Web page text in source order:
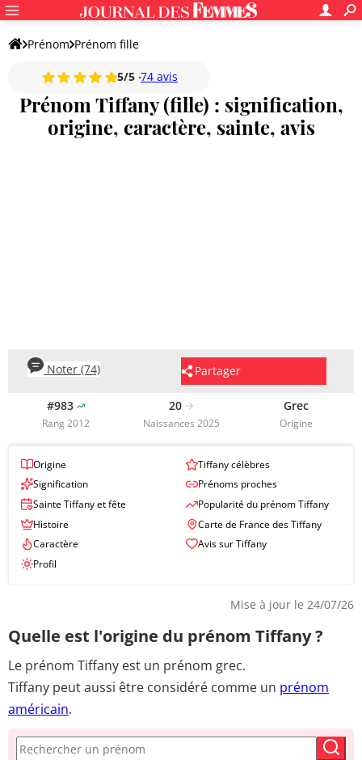
Prénom Prénom fille
5/5 74 avis
Prénom Tiffany (fille) : signification,
origine, caractère, sainte, avis
Partager
Noter (74)
#983
Rang 2012
20
Naissances 2025
Grec
Origine
Origine
Signification
Sainte Tiffany et fête
Histoire
Caractère
Profil
Tiffany célèbres
Prénoms proches
Popularité du prénom Tiffany
Carte de France des Tiffany
Avis sur Tiffany
Mise à jour le 24/07/26
Quelle est l'origine du prénom Tiffany ?
Le prénom Tiffany est un prénom grec.
Tiffany peut aussi être considéré comme un prénom
américain.